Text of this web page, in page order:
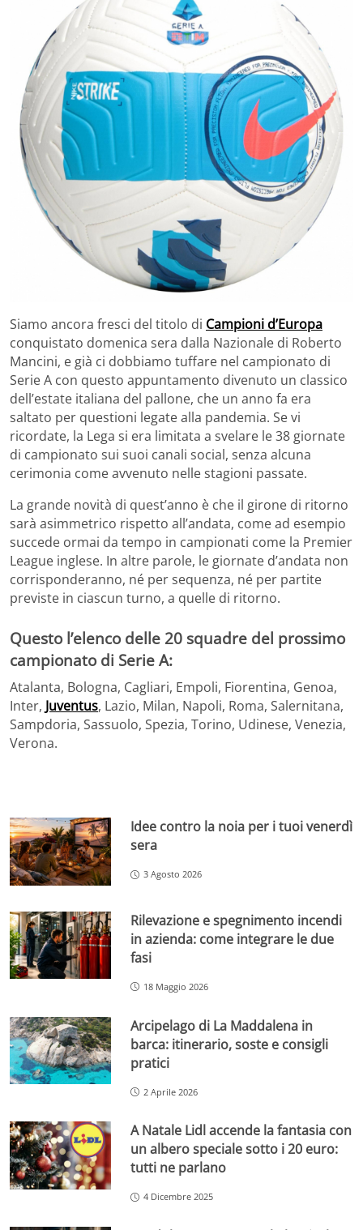
Siamo ancora fresci del titolo di Campioni d’Europa
conquistato domenica sera dalla Nazionale di Roberto
Mancini, e già ci dobbiamo tuffare nel campionato di
Serie A con questo appuntamento divenuto un classico
dell’estate italiana del pallone, che un anno fa era
saltato per questioni legate alla pandemia. Se vi
ricordate, la Lega si era limitata a svelare le 38 giornate
di campionato sui suoi canali social, senza alcuna
cerimonia come avvenuto nelle stagioni passate.
La grande novità di quest’anno è che il girone di ritorno
sarà asimmetrico rispetto all’andata, come ad esempio
succede ormai da tempo in campionati come la Premier
League inglese. In altre parole, le giornate d’andata non
corrisponderanno, né per sequenza, né per partite
previste in ciascun turno, a quelle di ritorno.
Questo l’elenco delle 20 squadre del prossimo
campionato di Serie A:
Atalanta, Bologna, Cagliari, Empoli, Fiorentina, Genoa,
Inter, Juventus, Lazio, Milan, Napoli, Roma, Salernitana,
Sampdoria, Sassuolo, Spezia, Torino, Udinese, Venezia,
Verona.
Idee contro la noia per i tuoi venerdì
sera
3 Agosto 2026
Rilevazione e spegnimento incendi
in azienda: come integrare le due
fasi
18 Maggio 2026
Arcipelago di La Maddalena in
barca: itinerario, soste e consigli
pratici
2 Aprile 2026
A Natale Lidl accende la fantasia con
un albero speciale sotto i 20 euro:
tutti ne parlano
4 Dicembre 2025